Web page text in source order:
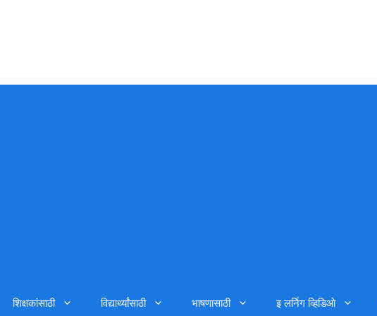
शिक्षकांसाठी विद्यार्थ्यांसाठी भाषणासाठी इ लर्निग व्हिडिओ